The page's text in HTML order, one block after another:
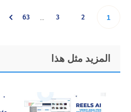
Go
page
1
Go
page
2
Go
page
3
pages
Go
63
Primary
Sidebar
Footer
المزيد مثل هذا